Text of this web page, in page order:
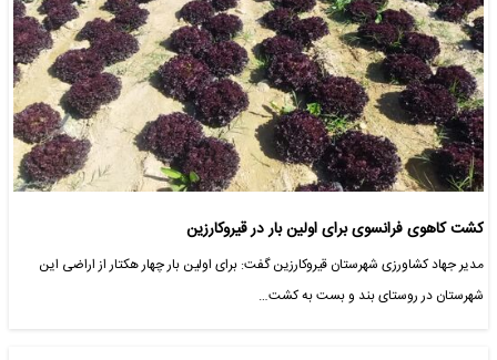
کشت کاهوی فرانسوی برای اولین بار در قیروکارزین
مدیر جهاد کشاورزی شهرستان قیروکارزین گفت: برای اولین بار چهار هکتار از اراضی این
شهرستان در روستای بند و بست به کشت…